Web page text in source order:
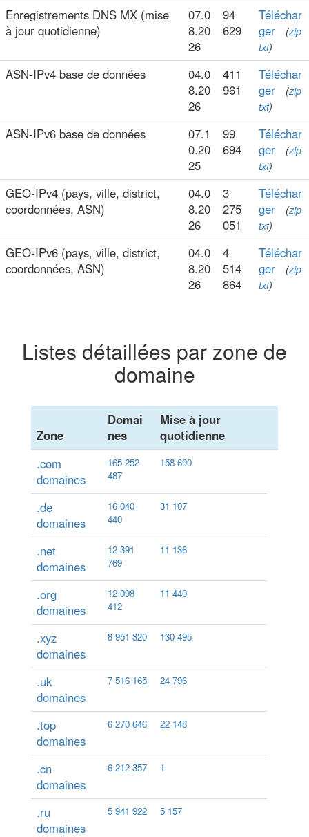
Enregistrements DNS MX (mise
à jour quotidienne)
07.0
8.20
26
94
629
Téléchar
ger
(zip
txt)
ASN-IPv4 base de données
04.0
8.20
26
411
961
Téléchar
ger
(zip
txt)
ASN-IPv6 base de données
07.1
0.20
25
99
694
Téléchar
ger
(zip
txt)
GEO-IPv4 (pays, ville, district,
coordonnées, ASN)
04.0
8.20
26
3
275
051
Téléchar
ger
(zip
txt)
GEO-IPv6 (pays, ville, district,
coordonnées, ASN)
04.0
8.20
26
4
514
864
Téléchar
ger
(zip
txt)
Listes détaillées par zone de
domaine
Zone
Domai
nes
Mise à jour
quotidienne
.com
domaines
165 252
487
158 690
.de
domaines
16 040
440
31 107
.net
domaines
12 391
769
11 136
.org
domaines
12 098
412
11 440
.xyz
domaines
8 951 320 130 495
.uk
domaines
7 516 165 24 796
.top
domaines
6 270 646 22 148
.cn
domaines
6 212 357 1
.ru
domaines
5 941 922 5 157